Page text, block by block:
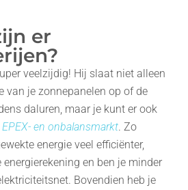
er
veelzijdig! Hij slaat niet alleen
van je zonnepanelen op of de
daluren, maar je kunt er ook
EPEX- en onbalansmarkt. Zo
energie veel efficiënter,
en ben je minder
Bovendien heb je